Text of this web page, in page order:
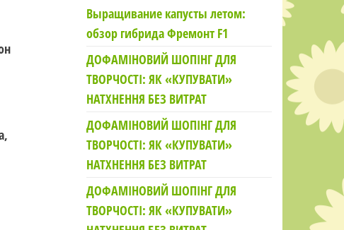
Выращивание капусты летом:
обзор гибрида Фремонт F1
ДОФАМІНОВИЙ ШОПІНГ ДЛЯ
ТВОРЧОСТІ: ЯК «КУПУВАТИ»
НАТХНЕННЯ БЕЗ ВИТРАТ
ДОФАМІНОВИЙ ШОПІНГ ДЛЯ
ТВОРЧОСТІ: ЯК «КУПУВАТИ»
НАТХНЕННЯ БЕЗ ВИТРАТ
ДОФАМІНОВИЙ ШОПІНГ ДЛЯ
ТВОРЧОСТІ: ЯК «КУПУВАТИ»